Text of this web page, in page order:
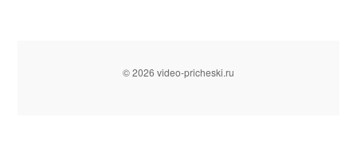
© 2026 video-pricheski.ru